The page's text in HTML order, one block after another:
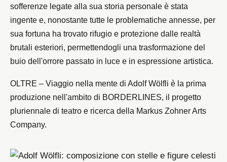
sofferenze legate alla sua storia personale è stata
ingente e, nonostante tutte le problematiche annesse, per
sua fortuna ha trovato rifugio e protezione dalle realtà
brutali esteriori, permettendogli una trasformazione del
buio dell'orrore passato in luce e in espressione artistica.
OLTRE – Viaggio nella mente di Adolf Wölfli è la prima
produzione nell'ambito di BORDERLINES, il progetto
pluriennale di teatro e ricerca della Markus Zohner Arts
Company.